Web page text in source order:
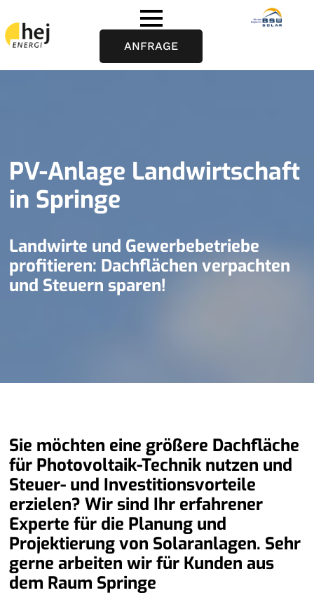
ANFRAGE
PV-Anlage Landwirtschaft
in Springe
Landwirte und Gewerbebetriebe
profitieren: Dachflächen verpachten
und Steuern sparen!
Sie möchten eine größere Dachfläche
für Photovoltaik-Technik nutzen und
Steuer- und Investitionsvorteile
erzielen? Wir sind Ihr erfahrener
Experte für die Planung und
Projektierung von Solaranlagen. Sehr
gerne arbeiten wir für Kunden aus
dem Raum Springe